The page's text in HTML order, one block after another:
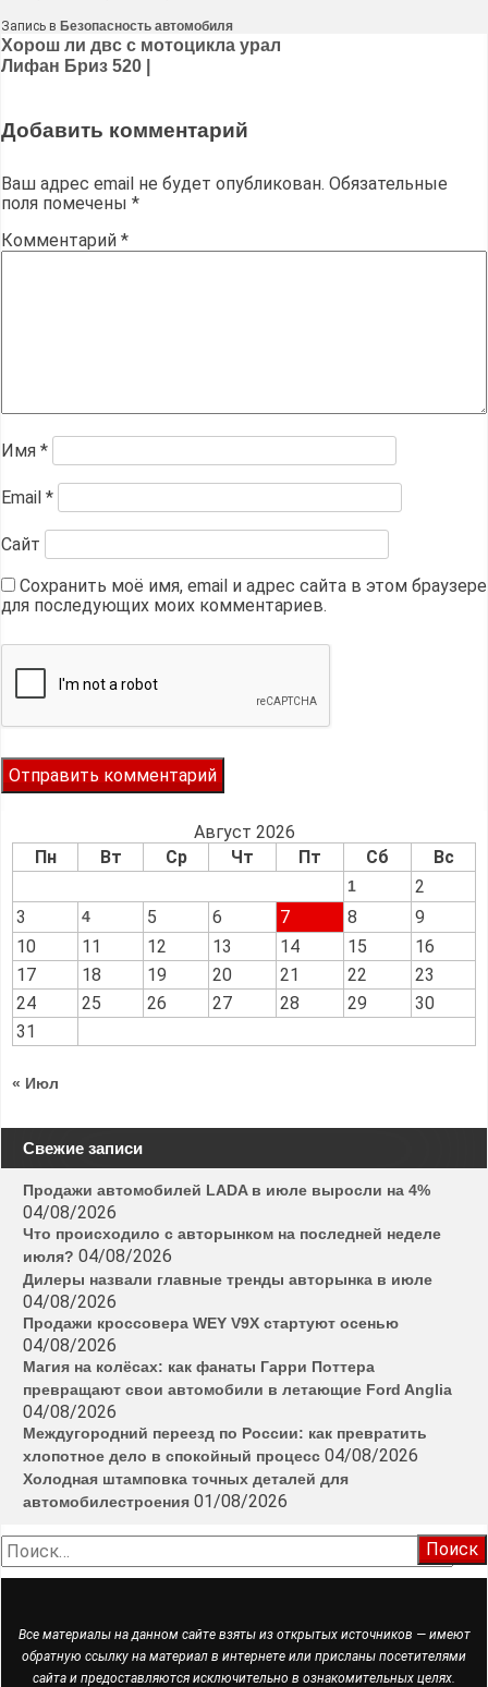
Запись в Безопасность автомобиля
Навигация
по
Хорош ли двс с мотоцикла урал
Лифан Бриз 520 |
Добавить комментарий
Ваш адрес email не будет опубликован. Обязательные
поля помечены *
Комментарий *
Имя *
Email *
Сайт
Сохранить моё имя, email и адрес сайта в этом браузере
для последующих моих комментариев.
Август 2026
Пн
Вт Ср Чт Пт Сб Вс
1
2
3
4 5 6 7 8
9
10
11 12 13 14 15
16
17
18 19 20 21 22
23
24
25 26 27 28 29
30
31
« Июл
Свежие записи
Продажи автомобилей LADA в июле выросли на 4%
04/08/2026
Что происходило с авторынком на последней неделе
июля? 04/08/2026
Дилеры назвали главные тренды авторынка в июле
04/08/2026
Продажи кроссовера WEY V9X стартуют осенью
04/08/2026
Магия на колёсах: как фанаты Гарри Поттера
превращают свои автомобили в летающие Ford Anglia
04/08/2026
Междугородний переезд по России: как превратить
хлопотное дело в спокойный процесс 04/08/2026
Холодная штамповка точных деталей для
автомобилестроения 01/08/2026
Найти:
Все материалы на данном сайте взяты из открытых источников — имеют
обратную ссылку на материал в интернете или присланы посетителями
сайта и предоставляются исключительно в ознакомительных целях.